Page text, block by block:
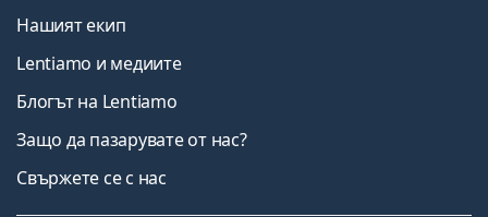
Нашият екип
Lentiamo и медиите
Блогът на Lentiamo
Защо да пазарувате от нас?
Свържете се с нас